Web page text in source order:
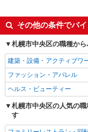
る）
北
派遣社員
株式会社トラストグロー
有料
【
北
未経験歓迎
週2～3日勤務OK
交通費支給
その他の条件でバ
札幌市中央区の職種か
建築・設備・アクティブワ
ファッション・アパレル
ヘルス・ビューティー
札幌市中央区の人気の
す